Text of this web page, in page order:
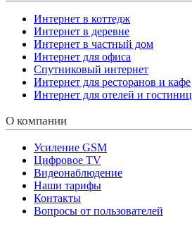
Интернет в коттедж
Интернет в деревне
Интернет в частный дом
Интернет для офиса
Спутниковый интернет
Интернет для ресторанов и кафе
Интернет для отелей и гостиниц
О компании
Усиление GSM
Цифровое TV
Видеонаблюдение
Наши тарифы
Контакты
Вопросы от пользователей